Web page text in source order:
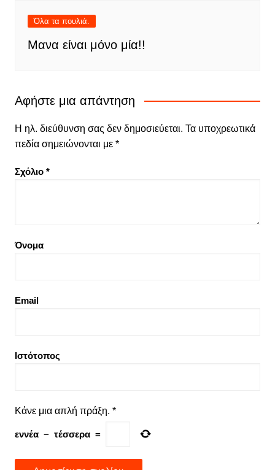
Όλα τα πουλιά.
Μανα είναι μόνο μία!!
Αφήστε μια απάντηση
Η ηλ. διεύθυνση σας δεν δημοσιεύεται. Τα υποχρεωτικά
πεδία σημειώνονται με *
Σχόλιο *
Όνομα
Email
Ιστότοπος
Κάνε μια απλή πράξη. *
εννέα − τέσσερα =